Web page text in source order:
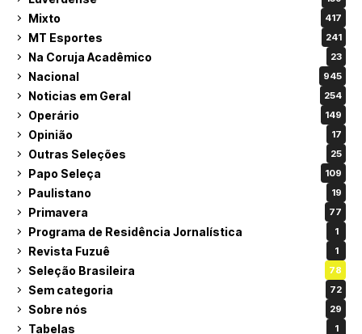
Mixto 417
MT Esportes 241
Na Coruja Acadêmico 23
Nacional 945
Noticias em Geral 254
Operário 149
Opinião 17
Outras Seleções 25
Papo Seleça 109
Paulistano 19
Primavera 77
Programa de Residência Jornalística 1
Revista Fuzuê 1
Seleção Brasileira 78
Sem categoria 72
Sobre nós 29
Tabelas 1